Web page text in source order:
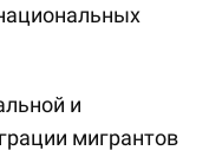
и
мигрантов